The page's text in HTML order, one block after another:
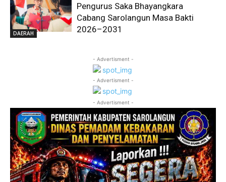
DAERAH
Pengurus Saka Bhayangkara
Cabang Sarolangun Masa Bakti
2026–2031
- Advertisment -
- Advertisment -
- Advertisment -